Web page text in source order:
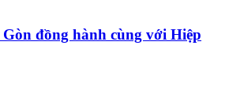
đồng hành cùng với Hiệp